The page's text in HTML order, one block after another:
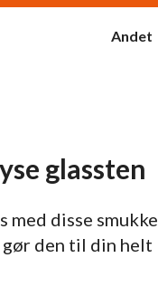
Andet
glassten
med disse smukke
gør den til din helt